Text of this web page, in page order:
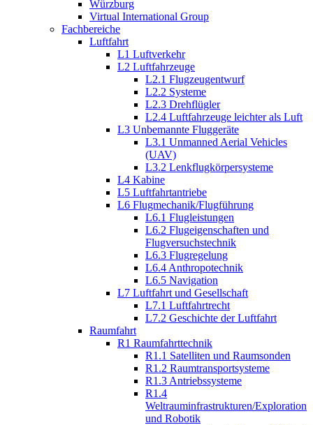
Würzburg
Virtual International Group
Fachbereiche
Luftfahrt
L1 Luftverkehr
L2 Luftfahrzeuge
L2.1 Flugzeugentwurf
L2.2 Systeme
L2.3 Drehflügler
L2.4 Luftfahrzeuge leichter als Luft
L3 Unbemannte Fluggeräte
L3.1 Unmanned Aerial Vehicles
(UAV)
L3.2 Lenkflugkörpersysteme
L4 Kabine
L5 Luftfahrtantriebe
L6 Flugmechanik/Flugführung
L6.1 Flugleistungen
L6.2 Flugeigenschaften und
Flugversuchstechnik
L6.3 Flugregelung
L6.4 Anthropotechnik
L6.5 Navigation
L7 Luftfahrt und Gesellschaft
L7.1 Luftfahrtrecht
L7.2 Geschichte der Luftfahrt
Raumfahrt
R1 Raumfahrttechnik
R1.1 Satelliten und Raumsonden
R1.2 Raumtransportsysteme
R1.3 Antriebssysteme
R1.4
Weltrauminfrastrukturen/Exploration
und Robotik